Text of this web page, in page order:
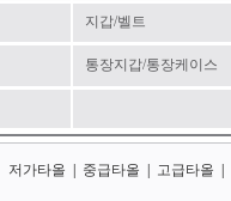
지갑/벨트
통장지갑/통장케이스
저가타올 중급타올 고급타올